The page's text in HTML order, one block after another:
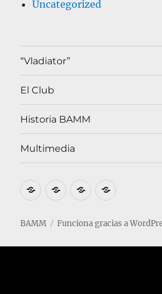
1 2 3 4
CATEGORÍAS
Campeonato
Compañeros
futbol
Partidos
Sin categoría
Uncategorized